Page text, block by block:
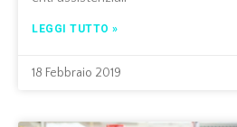
LEGGI TUTTO »
18 Febbraio 2019